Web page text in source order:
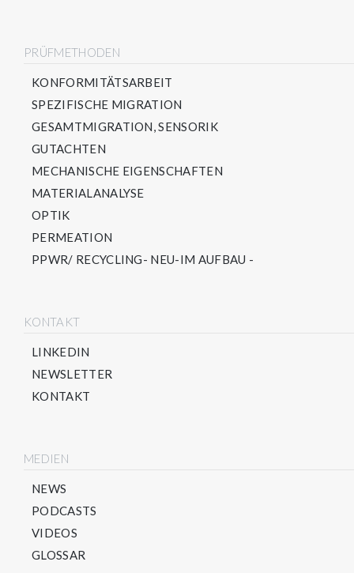
PRÜFMETHODEN
KONFORMITÄTSARBEIT
SPEZIFISCHE MIGRATION
GESAMTMIGRATION, SENSORIK
GUTACHTEN
MECHANISCHE EIGENSCHAFTEN
MATERIALANALYSE
OPTIK
PERMEATION
PPWR/ RECYCLING- NEU-IM AUFBAU -
KONTAKT
LINKEDIN
NEWSLETTER
KONTAKT
MEDIEN
NEWS
PODCASTS
VIDEOS
GLOSSAR